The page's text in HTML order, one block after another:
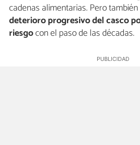
cadenas alimentarias. Pero
deterioro progresivo del casco
riesgocon el paso de las décadas.